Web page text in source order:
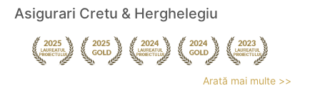
Asigurari Cretu & Herghelegiu
Arată mai multe >>